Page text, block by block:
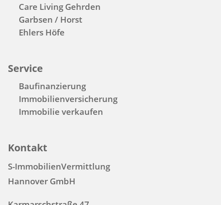
Care Living Gehrden
Garbsen / Horst
Ehlers Höfe
Service
Baufinanzierung
Immobilienversicherung
Immobilie verkaufen
Kontakt
S-ImmobilienVermittlung
Hannover GmbH